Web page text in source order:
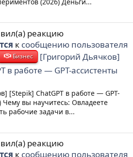
реакцию
к сообщению пользователя
Бизнес
[Григорий Дьячков]
в работе — GPT-ассистенты
[Stepik] ChatGPT в работе — GPT-
Чему вы научитесь: Овладеете
рабочие задачи в...
реакцию
к сообщению пользователя